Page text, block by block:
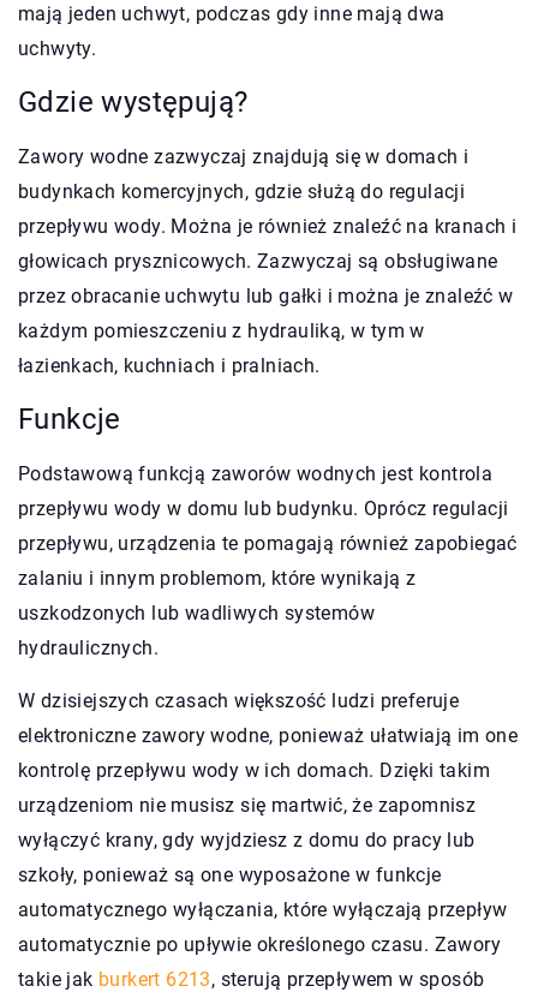
mają jeden uchwyt, podczas gdy inne mają dwa
uchwyty.
Gdzie występują?
Zawory wodne zazwyczaj znajdują się w domach i
budynkach komercyjnych, gdzie służą do regulacji
przepływu wody. Można je również znaleźć na kranach i
głowicach prysznicowych. Zazwyczaj są obsługiwane
przez obracanie uchwytu lub gałki i można je znaleźć w
każdym pomieszczeniu z hydrauliką, w tym w
łazienkach, kuchniach i pralniach.
Funkcje
Podstawową funkcją zaworów wodnych jest kontrola
przepływu wody w domu lub budynku. Oprócz regulacji
przepływu, urządzenia te pomagają również zapobiegać
zalaniu i innym problemom, które wynikają z
uszkodzonych lub wadliwych systemów
hydraulicznych.
W dzisiejszych czasach większość ludzi preferuje
elektroniczne zawory wodne, ponieważ ułatwiają im one
kontrolę przepływu wody w ich domach. Dzięki takim
urządzeniom nie musisz się martwić, że zapomnisz
wyłączyć krany, gdy wyjdziesz z domu do pracy lub
szkoły, ponieważ są one wyposażone w funkcje
automatycznego wyłączania, które wyłączają przepływ
automatycznie po upływie określonego czasu. Zawory
takie jak burkert 6213, sterują przepływem w sposób